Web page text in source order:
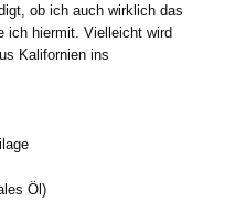
ob ich auch wirklich das
ich hiermit. Vielleicht wird
Kalifornien ins
Öl)